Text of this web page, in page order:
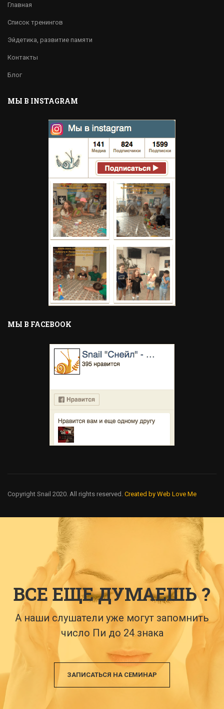
Главная
Список тренингов
Эйдетика, развитие памяти
Контакты
Блог
МЫ В INSTAGRAM
MЫ В FACEBOOK
Copyright Snail 2020. All rights reserved. Created by Web Love Me
ВСЕ ЕЩЕ ДУМАЕШЬ ?
А наши слушатели уже могут запомнить
число Пи до 24 знака
ЗАПИСАТЬСЯ НА СЕМИНАР